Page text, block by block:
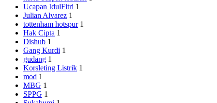
Ucapan IdulFitri 1
Julian Alvarez 1
tottenham hotspur 1
Hak Cipta 1
Dishub 1
Gang Kurdi 1
gudang 1
Korsleting Listrik 1
mod 1
MBG 1
SPPG 1